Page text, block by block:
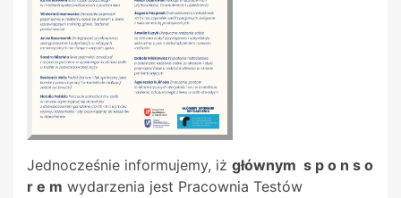
Jednocześnie informujemy, iż głównym s p o n s o
r e m wydarzenia jest Pracownia Testów